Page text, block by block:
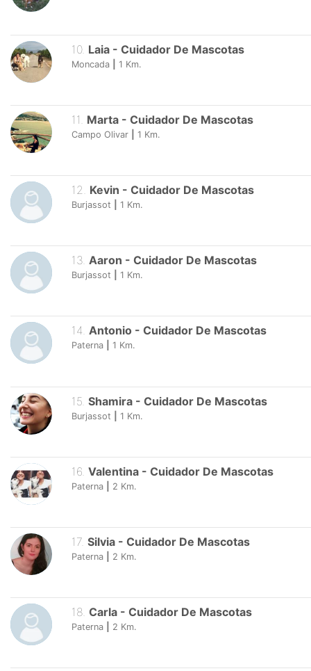
10. Laia - Cuidador De Mascotas
Moncada 1 Km.
11 Marta - Cuidador De Mascotas
Campo Olivar 1 Km.
12 Kevin - Cuidador De Mascotas
Burjassot 1 Km.
13. Aaron - Cuidador De Mascotas
Burjassot 1 Km.
14. Antonio - Cuidador De Mascotas
Paterna 1 Km.
15 Shamira - Cuidador De Mascotas
Burjassot 1 Km.
16 Valentina - Cuidador De Mascotas
Paterna 2 Km.
17. Silvia - Cuidador De Mascotas
Paterna 2 Km.
18. Carla - Cuidador De Mascotas
Paterna 2 Km.